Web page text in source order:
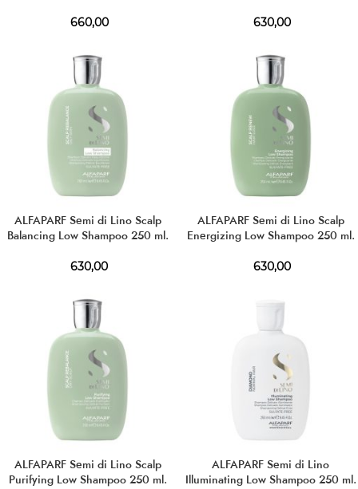
660,00 630,00
ALFAPARF Semi di Lino Scalp
Balancing Low Shampoo 250 ml.
630,00
ALFAPARF Semi di Lino Scalp
Energizing Low Shampoo 250 ml.
630,00
ALFAPARF Semi di Lino Scalp
Purifying Low Shampoo 250 ml.
ALFAPARF Semi di Lino
Illuminating Low Shampoo 250 ml.